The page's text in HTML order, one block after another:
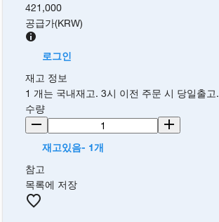
421,000
공급가(KRW)
로그인
재고 정보
1 개는 국내재고. 3시 이전 주문 시 당일출고.
수량
재고있음- 1개
참고
목록에 저장